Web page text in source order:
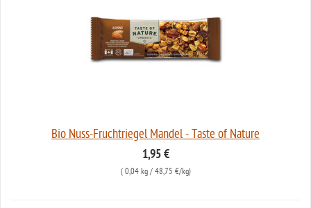
Bio Nuss-Fruchtriegel Mandel - Taste of Nature
1,95 €
( 0,04 kg/ 48,75 €/kg)